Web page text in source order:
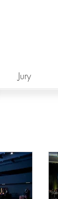
Jury